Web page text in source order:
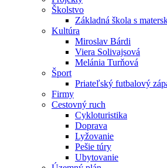
Školstvo
Základná škola s
Kultúra
Miroslav Bárdi
Viera Solivajsová
Melánia Turňová
Šport
Priateľský futbalový
Firmy
Cestovný ruch
Cykloturistika
Doprava
Lyžovanie
Pešie túry
Ubytovanie